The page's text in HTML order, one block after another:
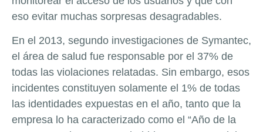
eso evitar muchas sorpresas desagradables.
En el 2013, segundo investigaciones de Symantec,
el área de salud fue responsable por el 37% de
todas las violaciones relatadas. Sin embargo, esos
incidentes constituyen solamente el 1% de todas
las identidades expuestas en el año, tanto que la
empresa lo ha caracterizado como el “Año de la